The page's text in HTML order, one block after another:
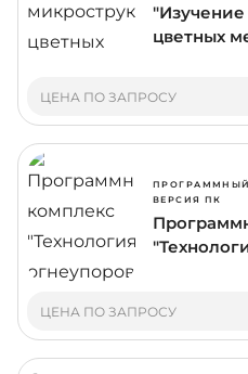
цветных
ЦЕНА ПО ЗАПРОСУ
ВЕРСИЯ ПК
ЦЕНА ПО ЗАПРОСУ